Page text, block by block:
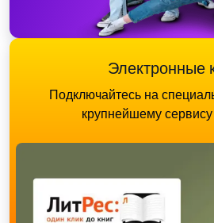
Электронные
Подключайтесь на
крупнейшему сервису